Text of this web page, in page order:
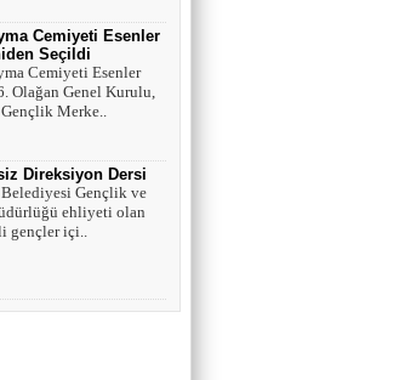
Mahvına,
GÖMÜLEN
ÖTÜRÜ
8-9)
Cemiyeti Esenler
Seçildi
Cemiyeti Esenler
Olağan Genel Kurulu,
Merke..
Direksiyon Dersi
Belediyesi Gençlik ve
ehliyeti olan
gençler içi..